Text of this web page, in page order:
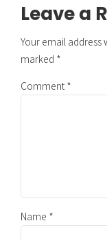
Leave a
Your email address
marked *
Comment*
Name *